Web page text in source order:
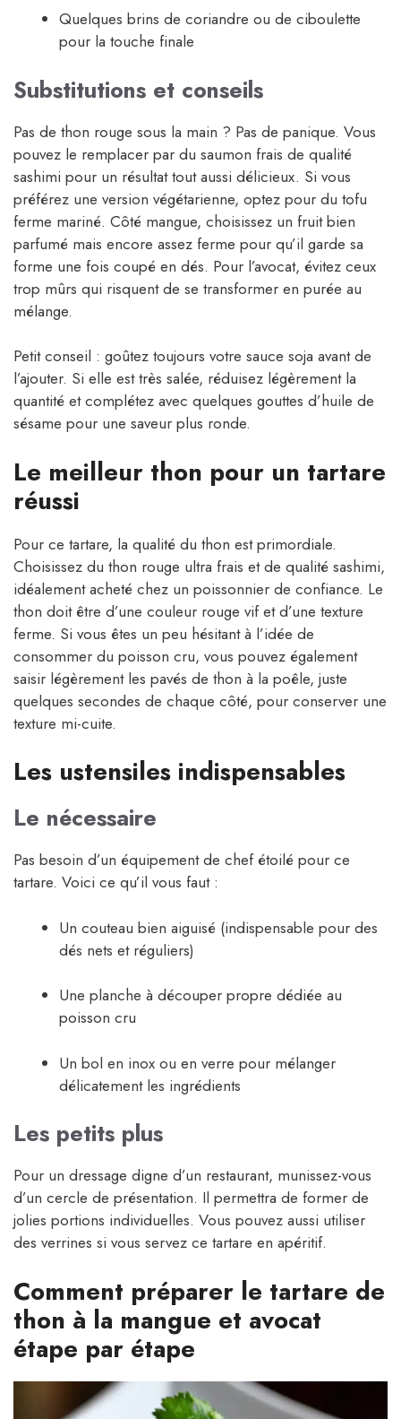
Quelques brins de coriandre ou de ciboulette
pour la touche finale
Substitutions et conseils
Pas de thon rouge sous la main ? Pas de panique. Vous
pouvez le remplacer par du saumon frais de qualité
sashimi pour un résultat tout aussi délicieux. Si vous
préférez une version végétarienne, optez pour du tofu
ferme mariné. Côté mangue, choisissez un fruit bien
parfumé mais encore assez ferme pour qu’il garde sa
forme une fois coupé en dés. Pour l’avocat, évitez ceux
trop mûrs qui risquent de se transformer en purée au
mélange.
Petit conseil : goûtez toujours votre sauce soja avant de
l’ajouter. Si elle est très salée, réduisez légèrement la
quantité et complétez avec quelques gouttes d’huile de
sésame pour une saveur plus ronde.
Le meilleur thon pour un tartare
réussi
Pour ce tartare, la qualité du thon est primordiale.
Choisissez du thon rouge ultra frais et de qualité sashimi,
idéalement acheté chez un poissonnier de confiance. Le
thon doit être d’une couleur rouge vif et d’une texture
ferme. Si vous êtes un peu hésitant à l’idée de
consommer du poisson cru, vous pouvez également
saisir légèrement les pavés de thon à la poêle, juste
quelques secondes de chaque côté, pour conserver une
texture mi-cuite.
Les ustensiles indispensables
Le nécessaire
Pas besoin d’un équipement de chef étoilé pour ce
tartare. Voici ce qu’il vous faut :
Un couteau bien aiguisé (indispensable pour des
dés nets et réguliers)
Une planche à découper propre dédiée au
poisson cru
Un bol en inox ou en verre pour mélanger
délicatement les ingrédients
Les petits plus
Pour un dressage digne d’un restaurant, munissez-vous
d’un cercle de présentation. Il permettra de former de
jolies portions individuelles. Vous pouvez aussi utiliser
des verrines si vous servez ce tartare en apéritif.
Comment préparer le tartare de
thon à la mangue et avocat
étape par étape